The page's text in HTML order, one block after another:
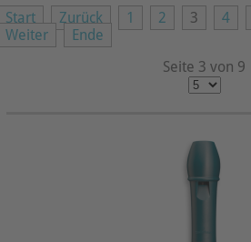
Start Zurück 1 2 3 4
Weiter
Ende
Seite 3 von 9